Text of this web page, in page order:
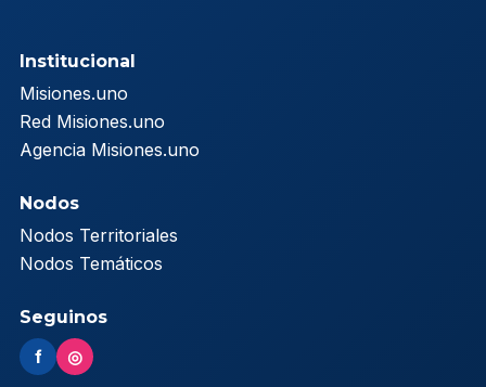
Institucional
Misiones.uno
Red Misiones.uno
Agencia Misiones.uno
Nodos
Nodos Territoriales
Nodos Temáticos
Seguinos
f ◎